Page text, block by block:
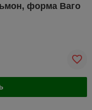
форма Ваго